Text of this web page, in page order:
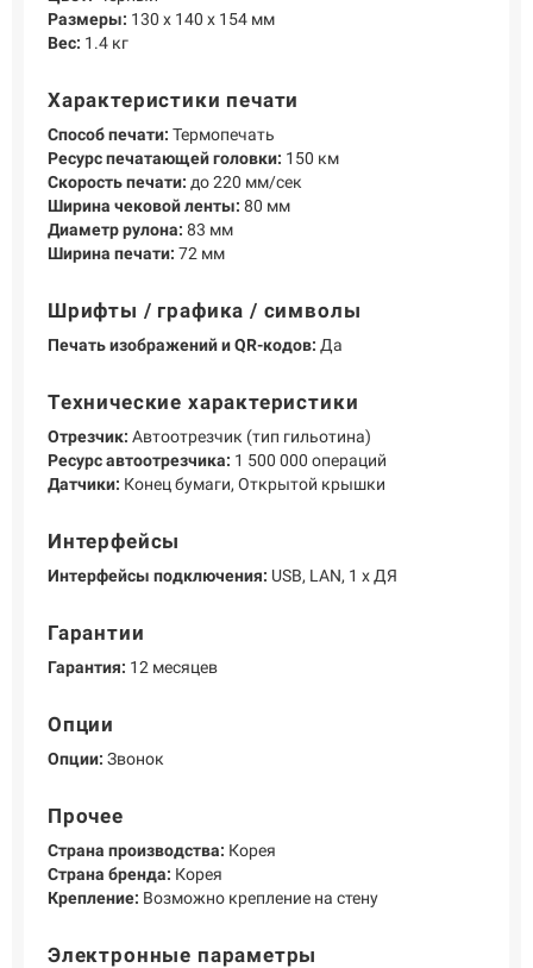
технической составляющей ассортимента «POScenter».
НОВОСТИ ЖУРНАЛ
+7 (495) 518-94-41
Размеры: 130 x 140 x 154 мм
Вес: 1.4 кг
Характеристики печати
Способ печати: Термопечать
Ресурс печатающей головки: 150 км
Скорость печати: до 220 мм/сек
Ширина чековой ленты: 80 мм
Диаметр рулона: 83 мм
Ширина печати: 72 мм
Шрифты / графика / символы
Печать изображений и QR-кодов: Да
Технические характеристики
Отрезчик: Автоотрезчик (тип гильотина)
Ресурс автоотрезчика: 1 500 000 операций
Датчики: Конец бумаги, Открытой крышки
Интерфейсы
Интерфейсы подключения: USB, LAN, 1 х ДЯ
Гарантии
Гарантия: 12 месяцев
Опции
Опции: Звонок
Прочее
Страна производства: Корея
Страна бренда: Корея
Крепление: Возможно крепление на стену
Электронные параметры